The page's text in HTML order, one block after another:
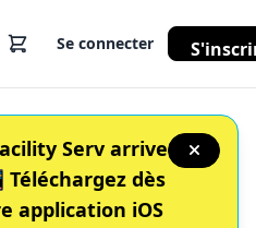
Se connecter
Serv arrive
dès
application iOS